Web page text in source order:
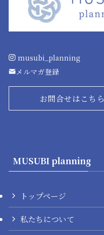
musubi_planning
メルマガ登録
お問合せはこちら
MUSUBI planning
トップページ
私たちについて